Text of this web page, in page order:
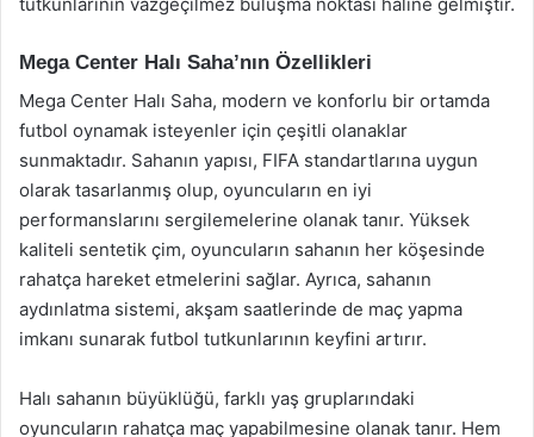
Mega Center Halı Saha’nın Özellikleri
Mega Center Halı Saha, modern ve konforlu bir ortamda
futbol oynamak isteyenler için çeşitli olanaklar
sunmaktadır. Sahanın yapısı, FIFA standartlarına uygun
olarak tasarlanmış olup, oyuncuların en iyi
performanslarını sergilemelerine olanak tanır. Yüksek
kaliteli sentetik çim, oyuncuların sahanın her köşesinde
rahatça hareket etmelerini sağlar. Ayrıca, sahanın
aydınlatma sistemi, akşam saatlerinde de maç yapma
imkanı sunarak futbol tutkunlarının keyfini artırır.
Halı sahanın büyüklüğü, farklı yaş gruplarındaki
oyuncuların rahatça maç yapabilmesine olanak tanır. Hem